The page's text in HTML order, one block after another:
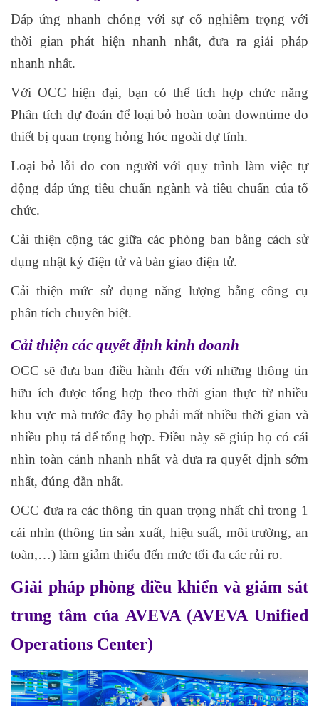
Đáp ứng nhanh chóng với sự cố nghiêm trọng với
thời gian phát hiện nhanh nhất, đưa ra giải pháp
nhanh nhất.
Với OCC hiện đại, bạn có thể tích hợp chức năng
Phân tích dự đoán để loại bỏ hoàn toàn downtime do
thiết bị quan trọng hỏng hóc ngoài dự tính.
Loại bỏ lỗi do con người với quy trình làm việc tự
động đáp ứng tiêu chuẩn ngành và tiêu chuẩn của tổ
chức.
Cải thiện cộng tác giữa các phòng ban bằng cách sử
dụng nhật ký điện tử và bàn giao điện tử.
Cải thiện mức sử dụng năng lượng bằng công cụ
phân tích chuyên biệt.
Cải thiện các quyết định kinh doanh
OCC sẽ đưa ban điều hành đến với những thông tin
hữu ích được tổng hợp theo thời gian thực từ nhiều
khu vực mà trước đây họ phải mất nhiều thời gian và
nhiều phụ tá để tổng hợp. Điều này sẽ giúp họ có cái
nhìn toàn cảnh nhanh nhất và đưa ra quyết định sớm
nhất, đúng đắn nhất.
OCC đưa ra các thông tin quan trọng nhất chỉ trong 1
cái nhìn (thông tin sản xuất, hiệu suất, môi trường, an
toàn,…) làm giảm thiểu đến mức tối đa các rủi ro.
Giải pháp phòng điều khiển và giám sát
trung tâm của AVEVA (AVEVA Unified
Operations Center)